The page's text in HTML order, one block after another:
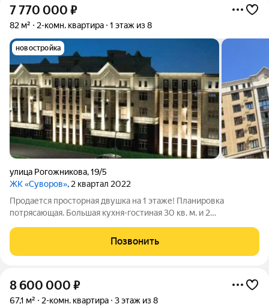
7 770 000 ₽
82 м² 2-комн. квартира 1 этаж из 8
новостройка
улица Рогожникова,19/5
ЖК «Суворов», 2 квартал 2022
Продается просторная двушка на 1 этаже! Планировка
потрясающая. Большая кухня-гостиная 30 кв. м. и 2
показ в удобное время! Объект в нашей базе N26
Позвонить
8 600 000 ₽
67,1 м² 2-комн. квартира 3 этаж из 8